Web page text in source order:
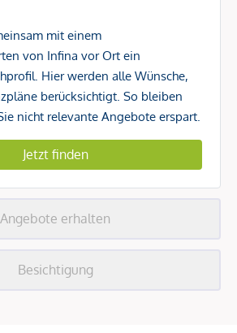
mit einem
von Infina vor Ort ein
Hier werden alle Wünsche,
berücksichtigt. So bleiben
nicht relevante Angebote erspart.
Jetzt finden
Angebote erhalten
Besichtigung